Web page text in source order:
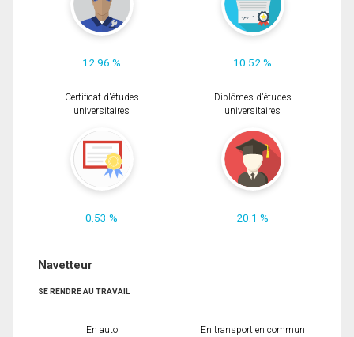
12.96 % 10.52 %
Certificat d'études
universitaires
0.53 %
Diplômes d'études
universitaires
20.1 %
Navetteur
SE RENDRE AU TRAVAIL
En auto En transport en commun